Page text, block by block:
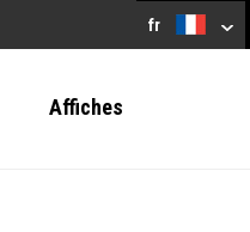
fr
Affiches